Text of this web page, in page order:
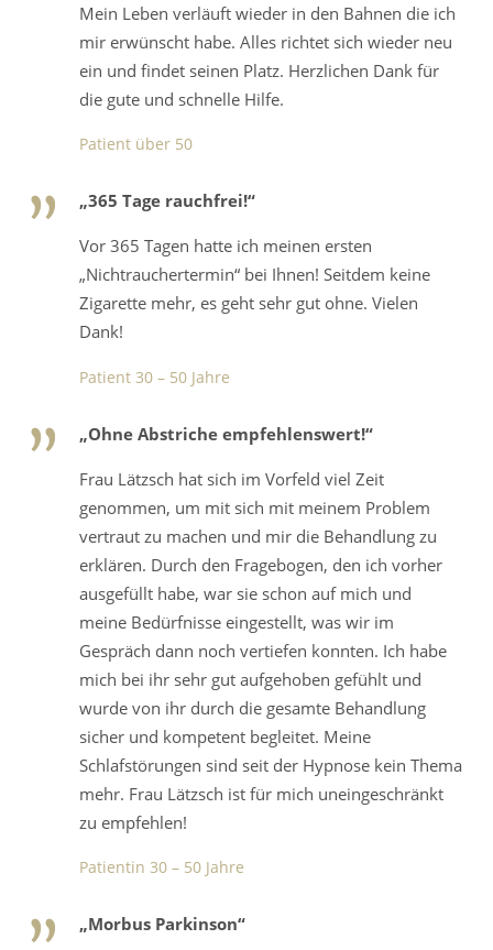
Mein Leben verläuft wieder in den Bahnen die ich
mir erwünscht habe. Alles richtet sich wieder neu
ein und findet seinen Platz. Herzlichen Dank für
die gute und schnelle Hilfe.
Patient über 50
„365 Tage rauchfrei!“
Vor 365 Tagen hatte ich meinen ersten
„Nichtrauchertermin“ bei Ihnen! Seitdem keine
Zigarette mehr, es geht sehr gut ohne. Vielen
Dank!
Patient 30 – 50 Jahre
„Ohne Abstriche empfehlenswert!“
Frau Lätzsch hat sich im Vorfeld viel Zeit
genommen, um mit sich mit meinem Problem
vertraut zu machen und mir die Behandlung zu
erklären. Durch den Fragebogen, den ich vorher
ausgefüllt habe, war sie schon auf mich und
meine Bedürfnisse eingestellt, was wir im
Gespräch dann noch vertiefen konnten. Ich habe
mich bei ihr sehr gut aufgehoben gefühlt und
wurde von ihr durch die gesamte Behandlung
sicher und kompetent begleitet. Meine
Schlafstörungen sind seit der Hypnose kein Thema
mehr. Frau Lätzsch ist für mich uneingeschränkt
zu empfehlen!
Patientin 30 – 50 Jahre
„Morbus Parkinson“